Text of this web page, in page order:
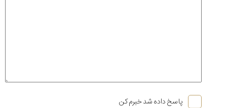
پاسخ داده شد خبرم کن